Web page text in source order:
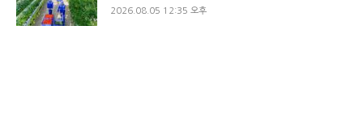
2026.08.05 12:35 오후